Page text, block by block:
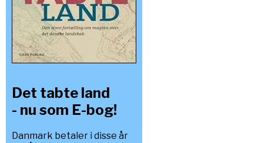
Det tabte land
- nu som E-bog!
Danmark betaler i disse år